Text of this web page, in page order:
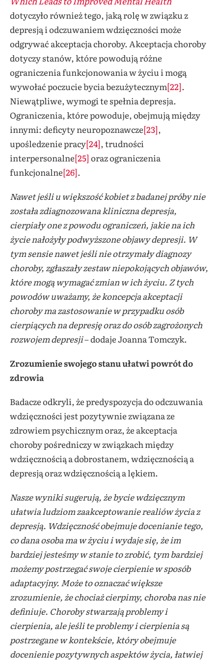
dotyczyło również tego, jaką rolę w związku z
depresją i odczuwaniem wdzięczności może
odgrywać akceptacja choroby. Akceptacja choroby
dotyczy stanów, które powodują różne
ograniczenia funkcjonowania w życiu i mogą
wywołać poczucie bycia bezużytecznym[22].
Niewątpliwe, wymogi te spełnia depresja.
Ograniczenia, które powoduje, obejmują między
innymi: deficyty neuropoznawcze[23],
upośledzenie pracy[24], trudności
interpersonalne[25] oraz ograniczenia
funkcjonalne[26].
Nawet jeśli u większość kobiet z badanej próby nie
została zdiagnozowana kliniczna depresja,
cierpiały one z powodu ograniczeń, jakie na ich
życie nałożyły podwyższone objawy depresji. W
tym sensie nawet jeśli nie otrzymały diagnozy
choroby, zgłaszały zestaw niepokojących objawów,
które mogą wymagać zmian w ich życiu. Z tych
powodów uważamy, że koncepcja akceptacji
choroby ma zastosowanie w przypadku osób
cierpiących na depresję oraz do osób zagrożonych
rozwojem depresji– dodaje Joanna Tomczyk.
Zrozumienie swojego stanu ułatwi powrót do
zdrowia
Badacze odkryli, że predyspozycja do odczuwania
wdzięczności jest pozytywnie związana ze
zdrowiem psychicznym oraz, że akceptacja
choroby pośredniczy w związkach między
wdzięcznością a dobrostanem, wdzięcznością a
depresją oraz wdzięcznością a lękiem.
Nasze wyniki sugerują, że bycie wdzięcznym
ułatwia ludziom zaakceptowanie realiów życia z
depresją. Wdzięczność obejmuje docenianie tego,
co dana osoba ma w życiu i wydaje się, że im
bardziej jesteśmy w stanie to zrobić, tym bardziej
możemy postrzegać swoje cierpienie w sposób
adaptacyjny. Może to oznaczać większe
zrozumienie, że chociaż cierpimy, choroba nas nie
definiuje. Choroby stwarzają problemy i
cierpienia, ale jeśli te problemy i cierpienia są
postrzegane w kontekście, który obejmuje
docenienie pozytywnych aspektów życia, łatwiej